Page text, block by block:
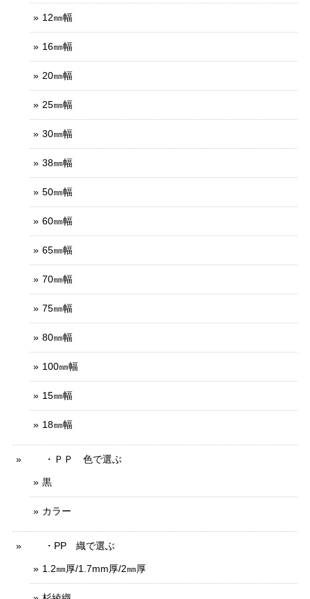
12㎜幅
16㎜幅
20㎜幅
25㎜幅
30㎜幅
38㎜幅
50㎜幅
60㎜幅
65㎜幅
70㎜幅
75㎜幅
80㎜幅
100㎜幅
15㎜幅
18㎜幅
・ＰＰ 色で選ぶ
黒
カラー
・PP 織で選ぶ
1.2㎜厚/1.7mm厚/2㎜厚